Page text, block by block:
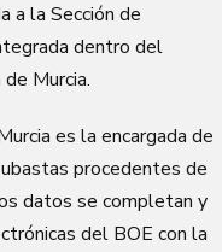
a la Sección de
dentro del
Murcia.
es la encargada de
procedentes de
datos se completan y
del BOE con la